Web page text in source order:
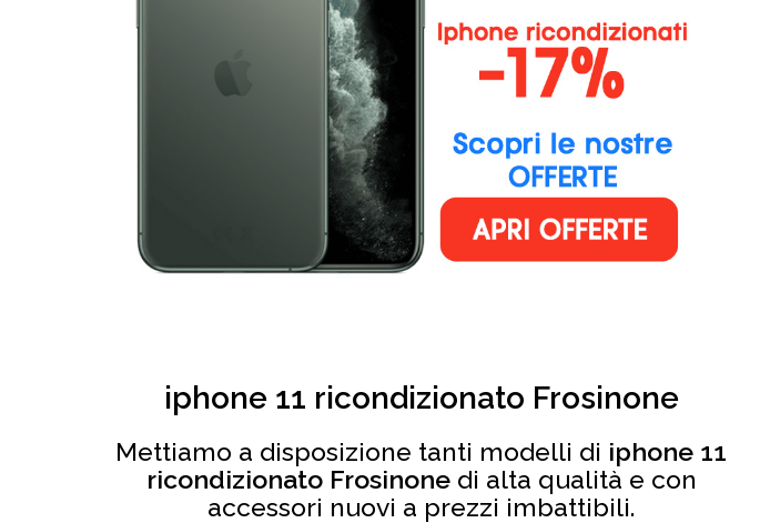
iphone 11 ricondizionato Frosinone
Mettiamo a disposizione tanti modelli di iphone 11
ricondizionato Frosinonedi alta qualità e con
accessori nuovi a prezzi imbattibili.